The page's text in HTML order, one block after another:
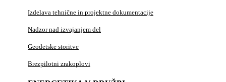
Izdelava tehnične in projektne dokumentacije
Nadzor nad izvajanjem del
Geodetske storitve
Brezpilotni zrakoplovi